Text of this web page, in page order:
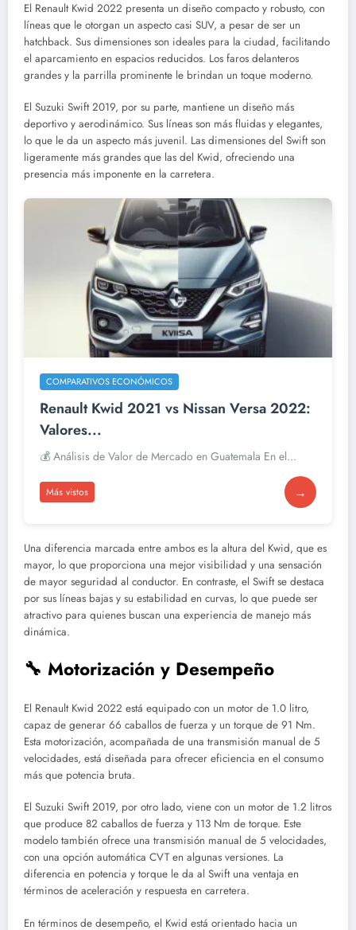
El Renault Kwid 2022 presenta un diseño compacto y robusto, con
líneas que le otorgan un aspecto casi SUV, a pesar de ser un
hatchback. Sus dimensiones son ideales para la ciudad, facilitando
el aparcamiento en espacios reducidos. Los faros delanteros
grandes y la parrilla prominente le brindan un toque moderno.
El Suzuki Swift 2019, por su parte, mantiene un diseño más
deportivo y aerodinámico. Sus líneas son más fluidas y elegantes,
lo que le da un aspecto más juvenil. Las dimensiones del Swift son
ligeramente más grandes que las del Kwid, ofreciendo una
presencia más imponente en la carretera.
COMPARATIVOS ECONÓMICOS
Renault Kwid 2021 vs Nissan Versa 2022:
Valores...
💰 Análisis de Valor de Mercado en Guatemala En el...
Más vistos →
Una diferencia marcada entre ambos es la altura del Kwid, que es
mayor, lo que proporciona una mejor visibilidad y una sensación
de mayor seguridad al conductor. En contraste, el Swift se destaca
por sus líneas bajas y su estabilidad en curvas, lo que puede ser
atractivo para quienes buscan una experiencia de manejo más
dinámica.
🔧 Motorización y Desempeño
El Renault Kwid 2022 está equipado con un motor de 1.0 litro,
capaz de generar 66 caballos de fuerza y un torque de 91 Nm.
Esta motorización, acompañada de una transmisión manual de 5
velocidades, está diseñada para ofrecer eficiencia en el consumo
más que potencia bruta.
El Suzuki Swift 2019, por otro lado, viene con un motor de 1.2 litros
que produce 82 caballos de fuerza y 113 Nm de torque. Este
modelo también ofrece una transmisión manual de 5 velocidades,
con una opción automática CVT en algunas versiones. La
diferencia en potencia y torque le da al Swift una ventaja en
términos de aceleración y respuesta en carretera.
En términos de desempeño, el Kwid está orientado hacia un